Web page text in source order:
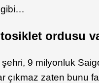
gibi…
ordusu
şehri, 9 milyonluk
çıkmaz zaten bunu